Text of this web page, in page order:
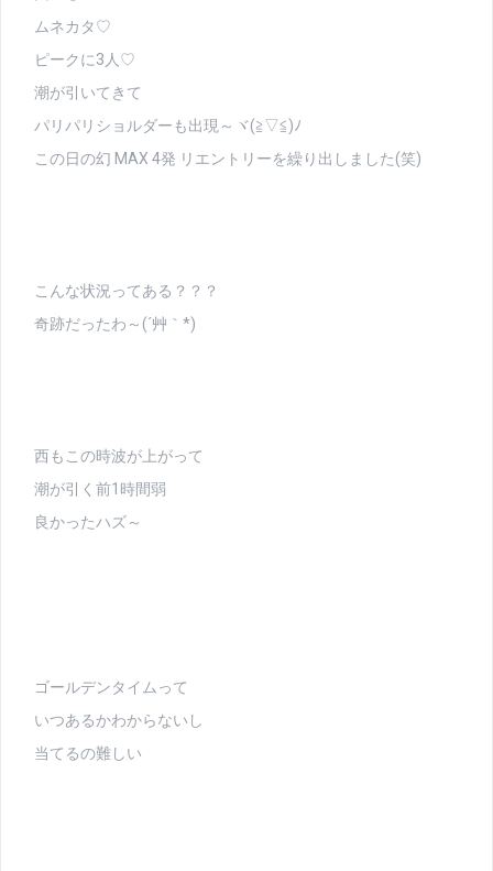
ムネカタ♡
ピークに3人♡
潮が引いてきて
パリパリショルダーも出現～ヾ(≧▽≦)ﾉ
この日の幻 MAX 4発 リエントリーを繰り出しました(笑)
こんな状況ってある？？？
奇跡だったわ～(´艸｀*)
西もこの時波が上がって
潮が引く前1時間弱
良かったハズ～
ゴールデンタイムって
いつあるかわからないし
当てるの難しい